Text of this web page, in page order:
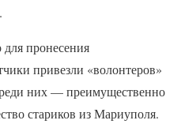
пронесения
привезли «волонтеров»
них — преимущественно
стариков из Мариуполя.